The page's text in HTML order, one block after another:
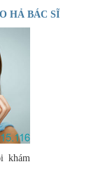
HẢ BÁC SĨ
khám